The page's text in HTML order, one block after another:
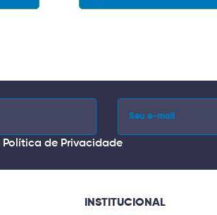
Política de Privacidade
INSTITUCIONAL